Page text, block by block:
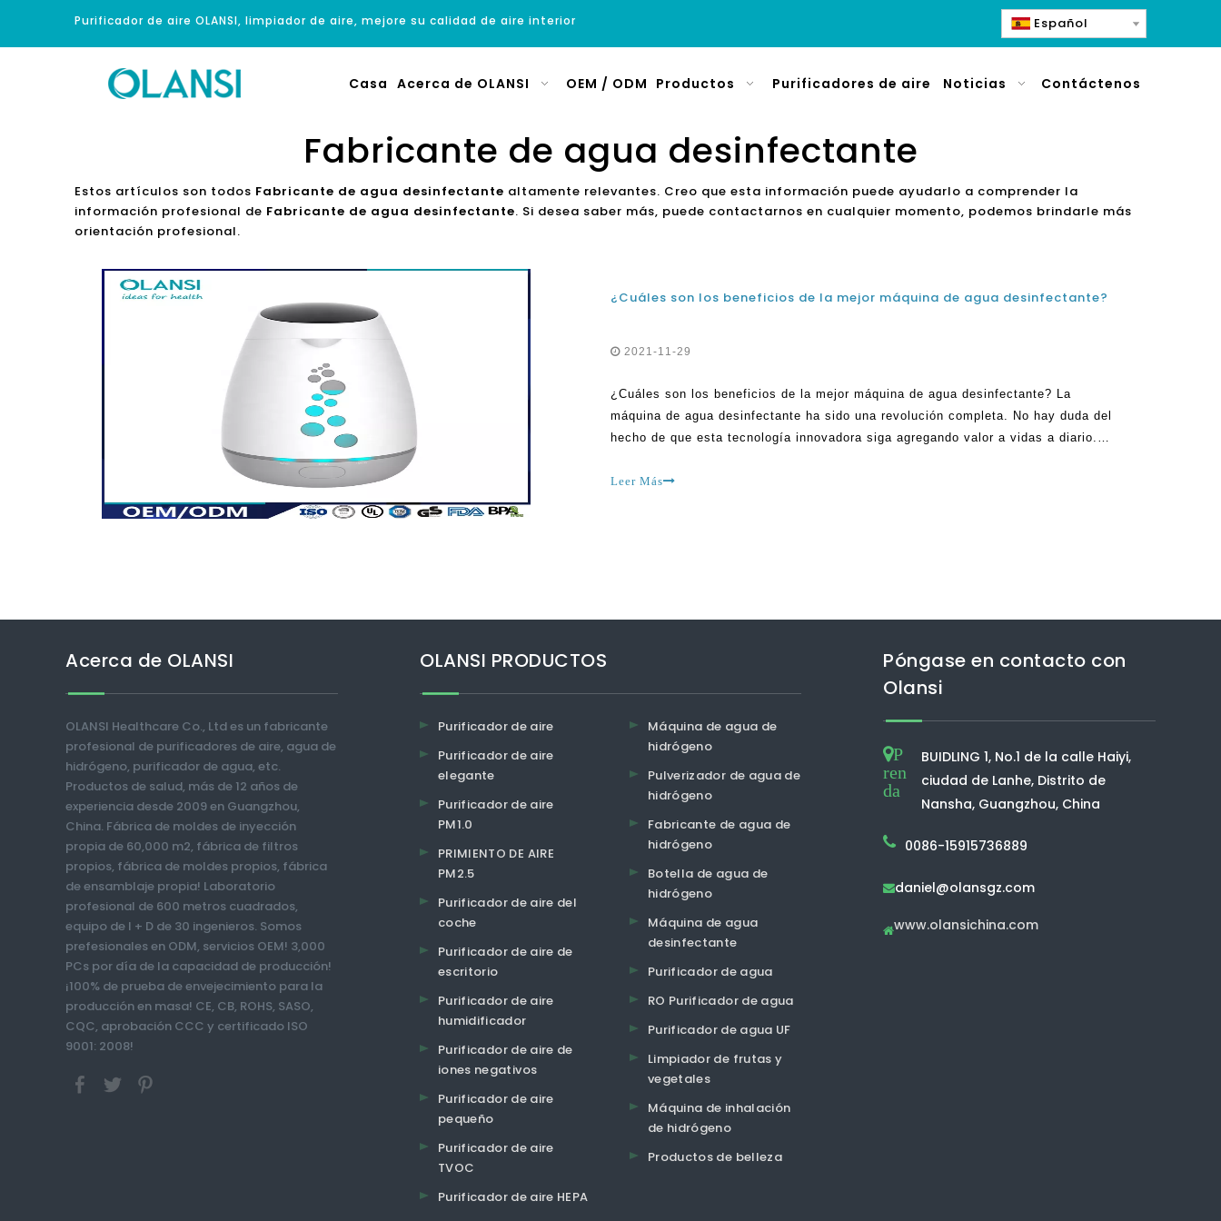
Purificador de aire OLANSI, limpiador de aire, mejore su calidad de aire interior Español
Casa Acerca de OLANSI OEM / ODM Productos Purificadores de aire Noticias Contáctenos
Fabricante de agua desinfectante
Estos artículos son todos Fabricante de agua desinfectante altamente relevantes. Creo que esta información puede ayudarlo a comprender la
información profesional de Fabricante de agua desinfectante. Si desea saber más, puede contactarnos en cualquier momento, podemos brindarle más
orientación profesional.
¿Cuáles son los beneficios de la mejor máquina de agua desinfectante?
2021-11-29
¿Cuáles son los beneficios de la mejor máquina de agua desinfectante? La
máquina de agua desinfectante ha sido una revolución completa. No hay duda del
hecho de que esta tecnología innovadora siga agregando valor a vidas a diario.
Leer Más
Acerca de OLANSI
OLANSI Healthcare Co., Ltd es un fabricante
profesional de purificadores de aire, agua de
hidrógeno, purificador de agua, etc.
Productos de salud, más de 12 años de
experiencia desde 2009 en Guangzhou,
China. Fábrica de moldes de inyección
propia de 60,000 m2, fábrica de filtros
propios, fábrica de moldes propios, fábrica
de ensamblaje propia! Laboratorio
profesional de 600 metros cuadrados,
equipo de I + D de 30 ingenieros. Somos
prefesionales en ODM, servicios OEM! 3,000
PCs por día de la capacidad de producción!
¡100% de prueba de envejecimiento para la
producción en masa! CE, CB, ROHS, SASO,
CQC, aprobación CCC y certificado ISO
9001: 2008!
OLANSI PRODUCTOS
Purificador de aire
Purificador de aire
elegante
Purificador de aire
PM1.0
PRIMIENTO DE AIRE
PM2.5
Purificador de aire del
coche
Purificador de aire de
escritorio
Purificador de aire
humidificador
Purificador de aire de
iones negativos
Purificador de aire
pequeño
Purificador de aire
TVOC
Purificador de aire HEPA
Máquina de agua de
hidrógeno
Pulverizador de agua de
hidrógeno
Fabricante de agua de
hidrógeno
Botella de agua de
hidrógeno
Máquina de agua
desinfectante
Purificador de agua
RO Purificador de agua
Purificador de agua UF
Limpiador de frutas y
vegetales
Máquina de inhalación
de hidrógeno
Productos de belleza
Póngase en contacto con
Olansi
P
ren
da
BUIDLING 1, No.1 de la calle Haiyi,
ciudad de Lanhe, Distrito de
Nansha, Guangzhou, China
0086-15915736889
daniel@olansgz.com
www.olansichina.com